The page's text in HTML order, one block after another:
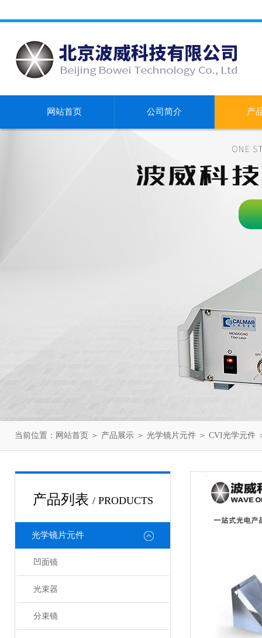
网站首页 公司简介 产
当前位置： 网站首页 ＞ 产品展示 ＞ 光学镜片元件 ＞ CVI光学元件
产品列表 / PRODUCTS
光学镜片元件
凹面镜
光束器
分束镜